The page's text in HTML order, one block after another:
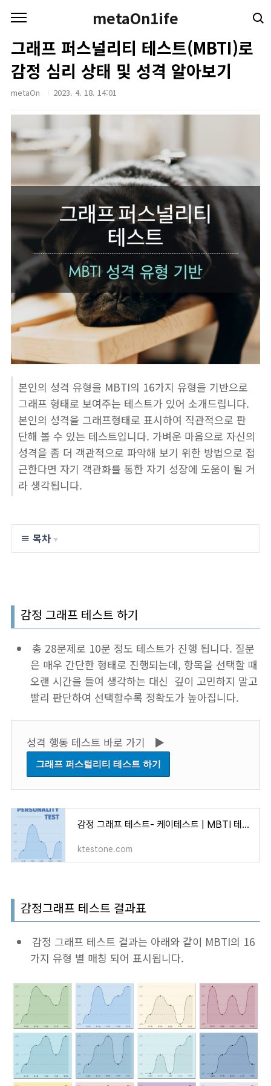
metaOn1ife
그래프 퍼스널리티 테스트(MBTI)로
감정 심리 상태 및 성격 알아보기
metaOn 2023. 4. 18. 14:01
본인의 성격 유형을 MBTI의 16가지 유형을 기반으로
그래프 형태로 보여주는 테스트가 있어 소개드립니다.
본인의 성격을 그래프형태로 표시하여 직관적으로 판
단해 볼 수 있는 테스트입니다. 가벼운 마음으로 자신의
성격을 좀 더 객관적으로 파악해 보기 위한 방법으로 접
근한다면 자기 객관화를 통한 자기 성장에 도움이 될 거
라 생각됩니다.
≡ 목차 ▼
감정 그래프 테스트 하기
총 28문제로 10문 정도 테스트가 진행 됩니다. 질문
은 매우 간단한 형태로 진행되는데, 항목을 선택할 때
오랜 시간을 들여 생각하는 대신 깊이 고민하지 말고
빨리 판단하여 선택할수록 정확도가 높아집니다.
성격 행동 테스트 바로 가기 ▶︎
그래프 퍼스털리티 테스트 하기
감정 그래프 테스트- 케이테스트 | MBTI 테스트 검사
ktestone.com
감정그래프 테스트 결과표
감정 그래프 테스트 결과는 아래와 같이 MBTI의 16
가지 유형 별 매칭 되어 표시됩니다.